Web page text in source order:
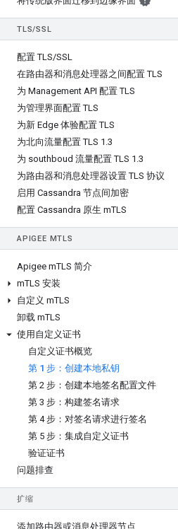
TLS/SSL
配置 TLS/SSL
在路由器和消息处理器之间配置 TLS
为 Management API 配置 TLS
为管理界面配置 TLS
为新 Edge 体验配置 TLS
为北向流量配置 TLS 1 .3
为 southboud 流量配置 TLS 1 .3
为路由器和消息处理器设置 TLS 协议
启用 Cassandra 节点间加密
配置 Cassandra 原生 mTLS
APIGEE MTLS
Apigee mTLS 简介
mTLS 安装
自定义 mTLS
卸载 mTLS
使用自定义证书
自定义证书概览
第 1 步：创建本地私钥
第 2 步：创建本地签名配置文件
第 3 步：构建签名请求
第 4 步：对签名请求进行签名
第 5 步：集成自定义证书
验证证书
问题排查
扩缩
添加路由器或消息处理器节点
Apigee 简介
We're part of Google